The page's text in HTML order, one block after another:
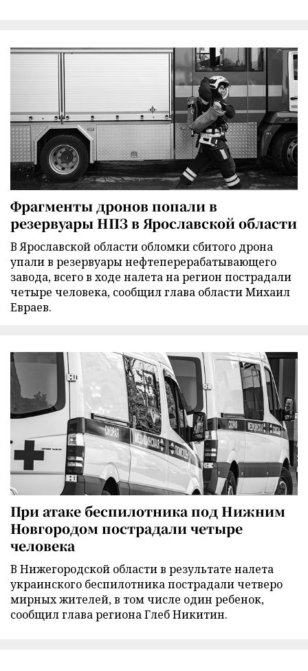
Фрагменты дронов попали в
резервуары НПЗ в Ярославской области
В Ярославской области обломки сбитого дрона
упали в резервуары нефтеперерабатывающего
завода, всего в ходе налета на регион пострадали
четыре человека, сообщил глава области Михаил
Евраев.
При атаке беспилотника под Нижним
Новгородом пострадали четыре
человека
В Нижегородской области в результате налета
украинского беспилотника пострадали четверо
мирных жителей, в том числе один ребенок,
сообщил глава региона Глеб Никитин.